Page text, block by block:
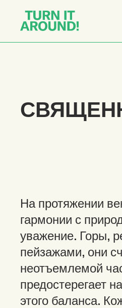
На протяжении
гармонии с
уважение. Горы,
пейзажами, они
неотъемлемой
предостерегает
этого баланса.